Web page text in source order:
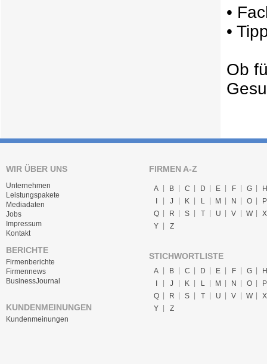
•
•
Ob
WIR ÜBER UNS
Unternehmen
Leistungspakete
Mediadaten
Jobs
Impressum
Kontakt
BERICHTE
Firmenberichte
Firmennews
BusinessJournal
KUNDENMEINUNGEN
Kundenmeinungen
FIRMEN A-Z
A B C D E F G
H
J K L M N O
P
Q
R S T U V W
X
Y
Z
STICHWORTLISTE
A B C D E F G
H
J K L M N O
P
Q
R S T U V W
X
Y
Z